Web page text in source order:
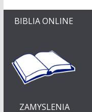
BIBLIA ONLINE
ZAMYSLENIA